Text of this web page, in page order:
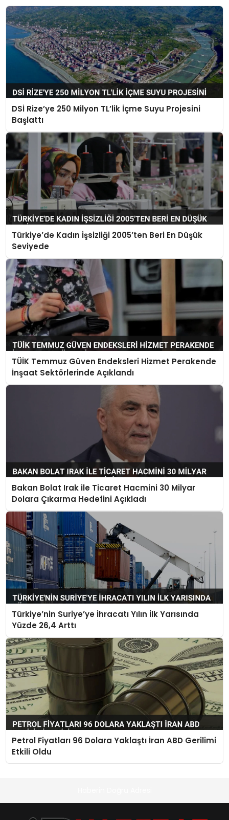
DSİ Rize’ye 250 Milyon TL’lik İçme Suyu Projesini
Başlattı
Türkiye’de Kadın İşsizliği 2005’ten Beri En Düşük
Seviyede
TÜİK Temmuz Güven Endeksleri Hizmet Perakende
İnşaat Sektörlerinde Açıklandı
Bakan Bolat Irak ile Ticaret Hacmini 30 Milyar
Dolara Çıkarma Hedefini Açıkladı
Türkiye’nin Suriye’ye İhracatı Yılın İlk Yarısında
Yüzde 26,4 Arttı
Petrol Fiyatları 96 Dolara Yaklaştı İran ABD Gerilimi
Etkili Oldu